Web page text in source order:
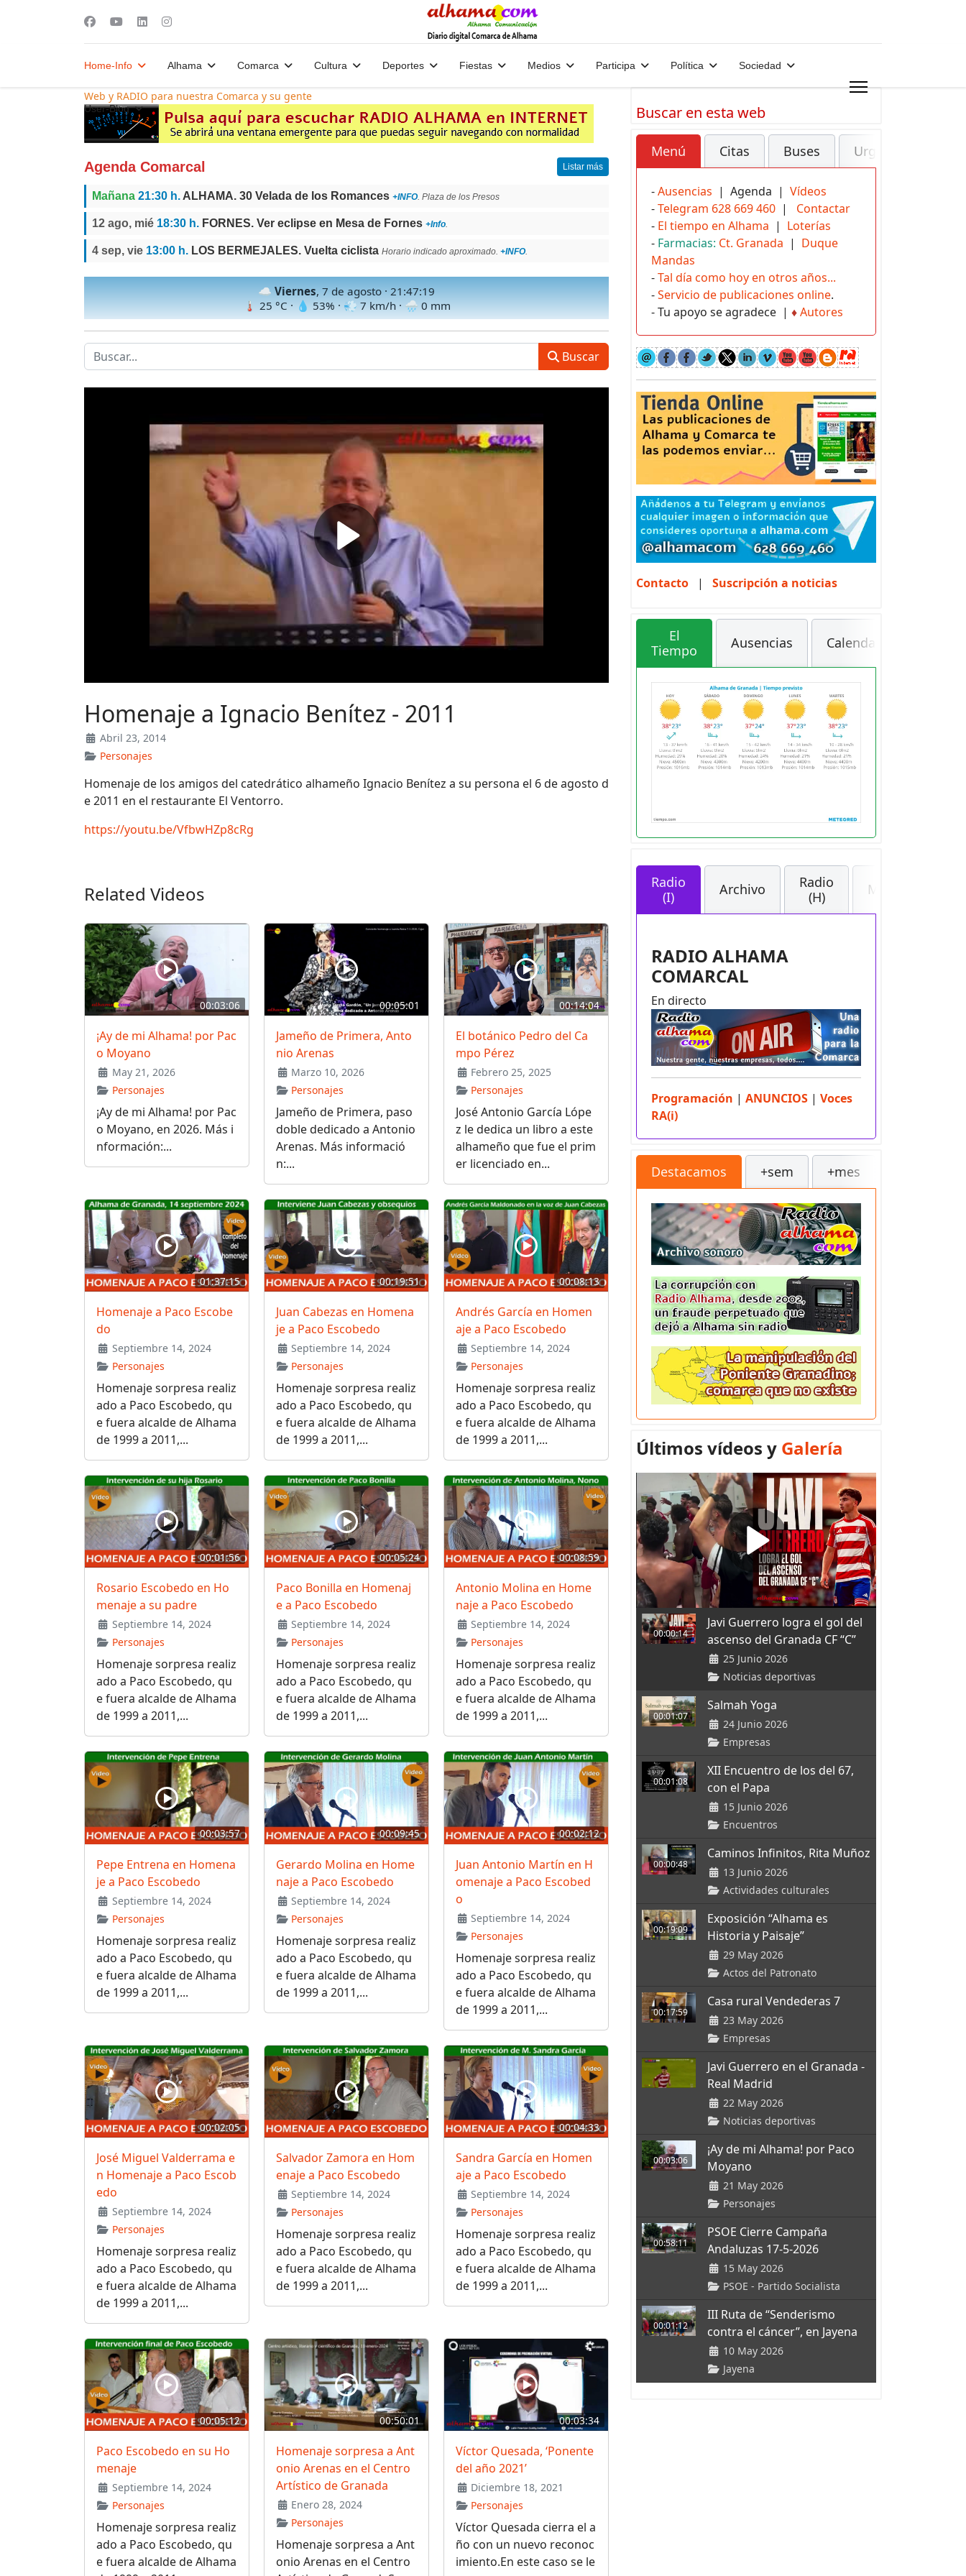
Home-Info Alhama Comarca Cultura Deportes Fiestas Medios Participa Política Sociedad
User-Blog
Web y RADIO para nuestra Comarca y su gente
Agenda Comarcal Listar más
Mañana 21:30 h. ALHAMA. 30 Velada de los Romances +INFO. Plaza de los Presos
12 ago, mié 18:30 h. FORNES. Ver eclipse en Mesa de Fornes +Info.
4 sep, vie 13:00 h. LOS BERMEJALES. Vuelta ciclista Horario indicado aproximado. +INFO.
☁️ Viernes, 7 de agosto · 21:47:21
🌡 25 °C · 💧 53% · 💨 7 km/h · 🌧 0 mm
Buscar
Homenaje a Ignacio Benítez - 2011
Abril 23, 2014
Personajes
Homenaje de los amigos del catedrático alhameño Ignacio Benítez a su persona el 6 de agosto d
e 2011 en el restaurante El Ventorro.
https://youtu.be/VfbwHZp8cRg
Related Videos
00:03:06
¡Ay de mi Alhama! por Pac
o Moyano
May 21, 2026
Personajes
¡Ay de mi Alhama! por Pac
o Moyano, en 2026. Más i
nformación:...
00:05:01
Jameño de Primera, Anto
nio Arenas
Marzo 10, 2026
Personajes
Jameño de Primera, paso
doble dedicado a Antonio
Arenas. Más informació
n:...
00:14:04
El botánico Pedro del Ca
mpo Pérez
Febrero 25, 2025
Personajes
José Antonio García Lópe
z le dedica un libro a este
alhameño que fue el prim
er licenciado en...
01:37:15
Homenaje a Paco Escobe
do
Septiembre 14, 2024
Personajes
Homenaje sorpresa realiz
ado a Paco Escobedo, qu
e fuera alcalde de Alhama
de 1999 a 2011,...
00:19:51
Juan Cabezas en Homena
je a Paco Escobedo
Septiembre 14, 2024
Personajes
Homenaje sorpresa realiz
ado a Paco Escobedo, qu
e fuera alcalde de Alhama
de 1999 a 2011,...
00:08:13
Andrés García en Homen
aje a Paco Escobedo
Septiembre 14, 2024
Personajes
Homenaje sorpresa realiz
ado a Paco Escobedo, qu
e fuera alcalde de Alhama
de 1999 a 2011,...
00:01:56
Rosario Escobedo en Ho
menaje a su padre
Septiembre 14, 2024
Personajes
Homenaje sorpresa realiz
ado a Paco Escobedo, qu
e fuera alcalde de Alhama
de 1999 a 2011,...
00:05:24
Paco Bonilla en Homenaj
e a Paco Escobedo
Septiembre 14, 2024
Personajes
Homenaje sorpresa realiz
ado a Paco Escobedo, qu
e fuera alcalde de Alhama
de 1999 a 2011,...
00:08:59
Antonio Molina en Home
naje a Paco Escobedo
Septiembre 14, 2024
Personajes
Homenaje sorpresa realiz
ado a Paco Escobedo, qu
e fuera alcalde de Alhama
de 1999 a 2011,...
00:03:57
Pepe Entrena en Homena
je a Paco Escobedo
Septiembre 14, 2024
Personajes
Homenaje sorpresa realiz
ado a Paco Escobedo, qu
e fuera alcalde de Alhama
de 1999 a 2011,...
00:09:45
Gerardo Molina en Home
naje a Paco Escobedo
Septiembre 14, 2024
Personajes
Homenaje sorpresa realiz
ado a Paco Escobedo, qu
e fuera alcalde de Alhama
de 1999 a 2011,...
00:02:12
Juan Antonio Martín en H
omenaje a Paco Escobed
o
Septiembre 14, 2024
Personajes
Homenaje sorpresa realiz
ado a Paco Escobedo, qu
e fuera alcalde de Alhama
de 1999 a 2011,...
00:02:05
José Miguel Valderrama e
n Homenaje a Paco Escob
edo
Septiembre 14, 2024
Personajes
Homenaje sorpresa realiz
ado a Paco Escobedo, qu
e fuera alcalde de Alhama
de 1999 a 2011,...
Salvador Zamora en Hom
enaje a Paco Escobedo
Septiembre 14, 2024
Personajes
Homenaje sorpresa realiz
ado a Paco Escobedo, qu
e fuera alcalde de Alhama
de 1999 a 2011,...
00:04:33
Sandra García en Homen
aje a Paco Escobedo
Septiembre 14, 2024
Personajes
Homenaje sorpresa realiz
ado a Paco Escobedo, qu
e fuera alcalde de Alhama
de 1999 a 2011,...
00:05:12
Paco Escobedo en su Ho
menaje
Septiembre 14, 2024
Personajes
Homenaje sorpresa realiz
ado a Paco Escobedo, qu
e fuera alcalde de Alhama
00:50:01
Homenaje sorpresa a Ant
onio Arenas en el Centro
Artístico de Granada
Enero 28, 2024
Personajes
Homenaje sorpresa a Ant
onio Arenas en el Centro
00:03:34
Víctor Quesada, ‘Ponente
del año 2021’
Diciembre 18, 2021
Personajes
Víctor Quesada cierra el a
ño con un nuevo reconoc
imiento.En este caso se le
Buscar en esta web
Menú Citas Buses Urgencias
-Ausencias | Agenda | Vídeos
-Telegram 628 669 460 | Contactar
- El tiempo en Alhama | Loterías
- Farmacias: Ct. Granada | Duque
Mandas
-Tal día como hoy en otros años...
-Servicio de publicaciones online.
- Tu apoyo se agradece | ♦Autores
Contacto | Suscripción a noticias
El
Tiempo
Ausencias Calendarios
Radio
(I)
Archivo
Radio
(H)
Medios
RADIO ALHAMA
COMARCAL
En directo
Programación | ANUNCIOS | Voces
RA(i)
Destacamos +sem +mes
Últimos vídeos y Galería
00:00:14
Javi Guerrero logra el gol del
ascenso del Granada CF “C”
25 Junio 2026
Noticias deportivas
00:01:07
Salmah Yoga
24 Junio 2026
Empresas
00:01:08
XII Encuentro de los del 67,
con el Papa
15 Junio 2026
Encuentros
00:00:48
Caminos Infinitos, Rita Muñoz
13 Junio 2026
Actividades culturales
00:19:09
Exposición “Alhama es
Historia y Paisaje”
29 May 2026
Actos del Patronato
00:17:59
Casa rural Vendederas 7
23 May 2026
Empresas
Javi Guerrero en el Granada -
Real Madrid
22 May 2026
Noticias deportivas
00:03:06
¡Ay de mi Alhama! por Paco
Moyano
21 May 2026
Personajes
00:58:11
PSOE Cierre Campaña
Andaluzas 17-5-2026
15 May 2026
PSOE - Partido Socialista
00:01:12
III Ruta de “Senderismo
contra el cáncer”, en Jayena
10 May 2026
Jayena